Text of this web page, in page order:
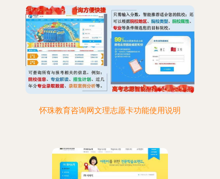
怀珠教育咨询网文理志愿卡功能使用说明